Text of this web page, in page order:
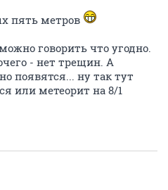
пять метров
говорить что угодно.
- нет трещин. А
появятся... ну так тут
или метеорит на 8/1